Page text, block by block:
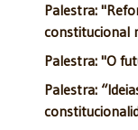
Palestra:
constitucional
Palestra: "O
Palestra: